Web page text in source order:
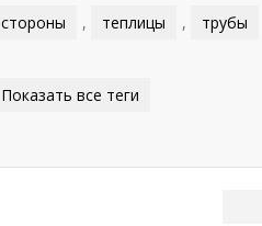
стороны , теплицы , трубы
Показать все теги